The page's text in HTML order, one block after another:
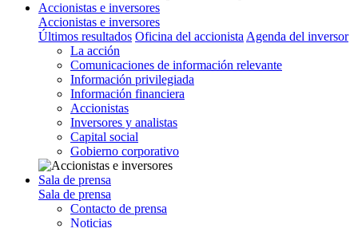
Accionistas e inversores
Accionistas e inversores
Últimos resultados Oficina del accionista Agenda del inversor
La acción
Comunicaciones de información relevante
Información privilegiada
Información financiera
Accionistas
Inversores y analistas
Capital social
Gobierno corporativo
Sala de prensa
Sala de prensa
Contacto de prensa
Noticias